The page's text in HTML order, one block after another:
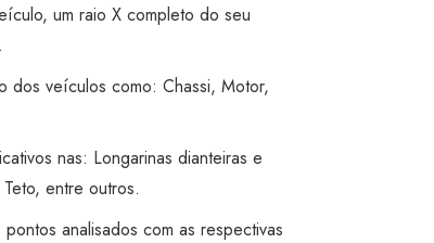
um raio X completo do seu
dos veículos como: Chassi, Motor,
nas: Longarinas dianteiras e
entre outros.
analisados com as respectivas